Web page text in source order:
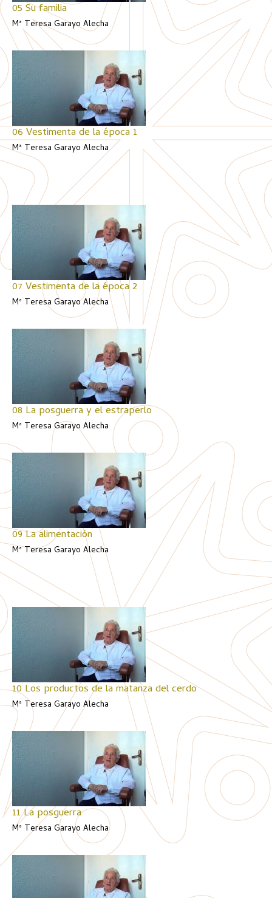
05 Su familia
Mª Teresa Garayo Alecha
06 Vestimenta de la época 1
Mª Teresa Garayo Alecha
07 Vestimenta de la época 2
Mª Teresa Garayo Alecha
08 La posguerra y el estraperlo
Mª Teresa Garayo Alecha
09 La alimentación
Mª Teresa Garayo Alecha
10 Los productos de la matanza del cerdo
Mª Teresa Garayo Alecha
11 La posguerra
Mª Teresa Garayo Alecha